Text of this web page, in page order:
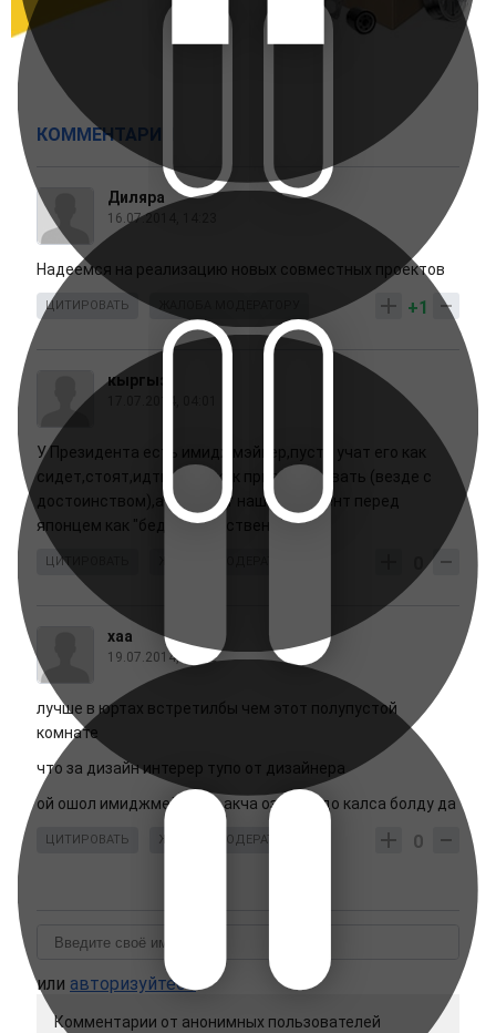
КОММЕНТАРИИ
Диляра
16.07.2014, 14:23
Надеемся на реализацию новых совместных проектов
+1
ЦИТИРОВАТЬ
кыргыз
У Президента есть имиджмэйкер,пусть учат его как
сидет,стоят,идти,даже как приветствовать (везде с
достоинством),а то сидит наш Президент перед
японцем как "бедный родственник".
ЦИТИРОВАТЬ
хаа
19.07.2014, 19:52
лучше в юртах встретилбы чем этот полупустой
комнате
что за дизайн интерер тупо от дизайнера
ой ошол имиджмейкерге акча озлорундо калса болду да
0
ЦИТИРОВАТЬ ЖАЛОБА МОДЕРАТОРУ
или авторизуйтесь
Комментарии от анонимных пользователей